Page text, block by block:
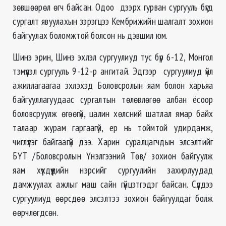
зөвшөөрөл өгч байсан. Одоо дээрх гурван сургууль бүгд
сургалт явуулахын зэрэгцээ Кембрижийн шалгалт зохион
байгуулах боломжтой болсон нь дэвшил юм.
Шинэ эрин, Шинэ эхлэл сургуулиуд тус бүр 6-12, Монгол
тэмүүлэл сургууль 9-12-р ангитай. Эдгээр сургуулиуд үйл
ажиллагаагаа эхлэхэд Боловсролын яам болон харьяа
байгууллагуудаас сургалтын төлөвлөгөө албан ёсоор
боловсруулж өгөөгүй, цалин хөлсний шатлал ямар байх
талаар журам гаргаагүй, ер нь тоймтой удирдамж,
чиглүүлэг байгаагүй дээ. Харин суралцагчдын элсэлтийг
БҮТ /Боловсролын Үнэлгээний Төв/ зохион байгуулж
яам хүүхдүүдийн нэрсийг сургуулийн захирлуудад
дамжуулах ажлыг маш сайн гүйцэтгэдэг байсан. Сүүлдээ
сургуулиуд өөрсдөө элсэлтээ зохион байгуулдаг болж
өөрчлөгдсөн.